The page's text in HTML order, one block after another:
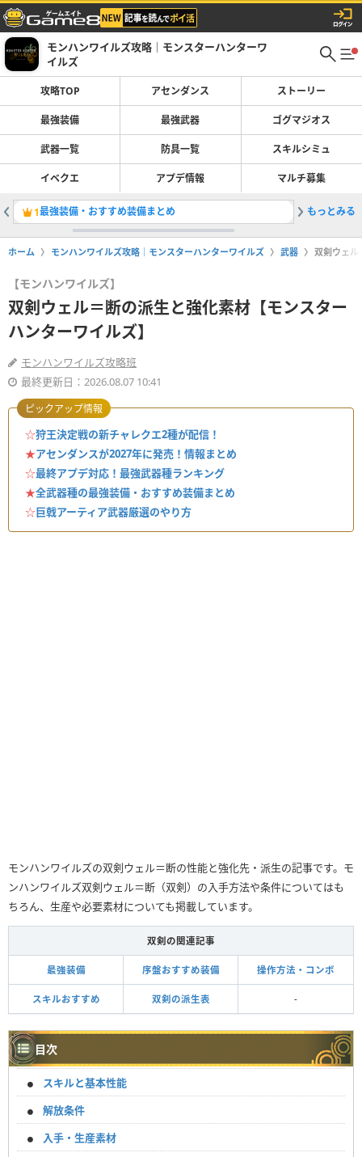
モンハンワイルズ攻略｜モンスターハンターワ
イルズ
攻略TOP アセンダンス ストーリー
最強装備 最強武器 ゴグマジオス
武器一覧 防具一覧 スキルシミュ
イベクエ アプデ情報 マルチ募集
1最強装備・おすすめ装備まとめ 2双剣の
もっとみる
ホーム モンハンワイルズ攻略｜モンスターハンターワイルズ 武器 双剣ウェル
【モンハンワイルズ】
双剣ウェル＝断の派生と強化素材【モンスター
ハンターワイルズ】
モンハンワイルズ攻略班
最終更新日：2026.08.07 10:41
☆狩王決定戦の新チャレクエ2種が配信！
★アセンダンスが2027年に発売！情報まとめ
☆最終アプデ対応！最強武器種ランキング
★全武器種の最強装備・おすすめ装備まとめ
☆巨戟アーティア武器厳選のやり方
ピックアップ情報
モンハンワイルズの双剣ウェル＝断の性能と強化先・派生の記事です。モ
ンハンワイルズ双剣ウェル＝断（双剣）の入手方法や条件についてはも
ちろん、生産や必要素材についても掲載しています。
双剣の関連記事
最強装備 序盤おすすめ装備 操作方法・コンボ
スキルおすすめ 双剣の派生表 -
目次
スキルと基本性能
解放条件
入手・生産素材